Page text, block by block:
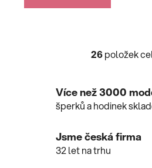
O
á
d
c
26položek
Více než 3000
šperků a hodinek
Jsme česká firma
32 let na trhu